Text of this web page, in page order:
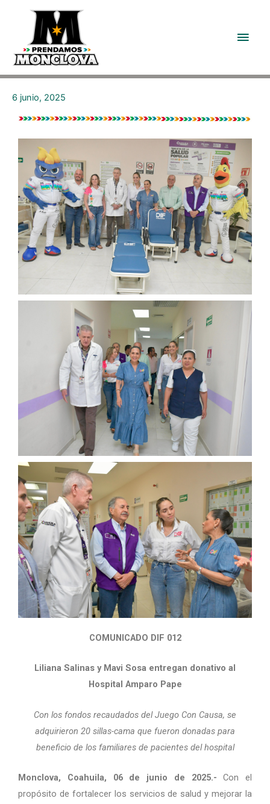
6 junio, 2025
COMUNICADO DIF 012
Liliana Salinas y Mavi Sosa entregan donativo al
Hospital Amparo Pape
Con los fondos recaudados del Juego Con Causa, se
adquirieron 20 sillas-cama que fueron donadas para
beneficio de los familiares de pacientes del hospital
Monclova, Coahuila, 06 de junio de 2025.- Con el
propósito de fortalecer los servicios de salud y mejorar la